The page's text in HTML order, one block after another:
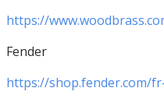
https://
Fender
https://shop.fender.com/